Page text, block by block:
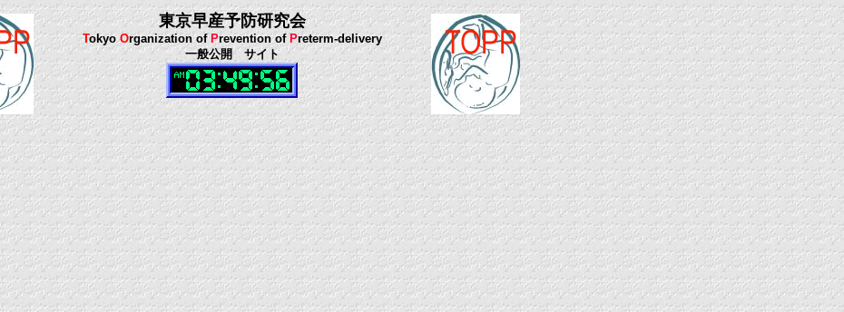
東京早産予防研究会
TokyoOrganization ofPrevention of Preterm-delivery
一般公開 サイト